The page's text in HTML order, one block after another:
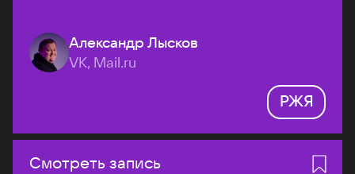
Александр Лысков
VK, Mail.ru
РЖЯ
Смотреть запись